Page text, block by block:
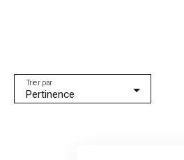
Biganos (33380)
Pertinence
Trier par